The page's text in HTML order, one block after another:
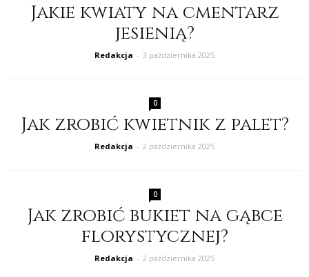
Jakie kwiaty na cmentarz
jesienią?
Redakcja - 3 października 2025
0
Jak zrobić kwietnik z palet?
Redakcja - 2 października 2025
0
Jak zrobić bukiet na gąbce
florystycznej?
Redakcja - 2 października 2025